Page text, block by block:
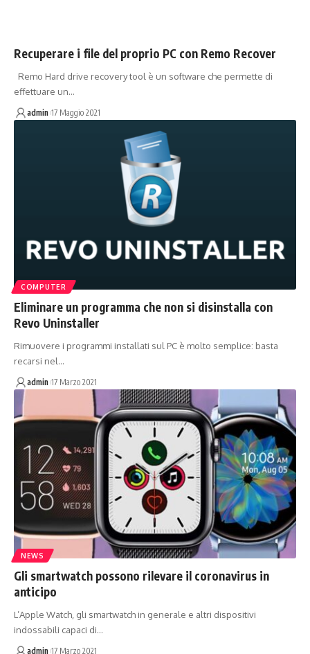
Recuperare i file del proprio PC con Remo Recover
Remo Hard drive recovery tool è un software che permette di
effettuare un…
admin 17 Maggio 2021
COMPUTER
Eliminare un programma che non si disinstalla con
Revo Uninstaller
Rimuovere i programmi installati sul PC è molto semplice: basta
recarsi nel…
admin 17 Marzo 2021
NEWS
Gli smartwatch possono rilevare il coronavirus in
anticipo
L’Apple Watch, gli smartwatch in generale e altri dispositivi
indossabili capaci di…
admin 17 Marzo 2021